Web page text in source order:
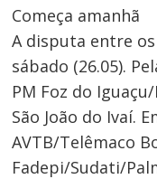
Começa amanhã
A disputa entre
sábado (26.05).
PM Foz do
São João do Ivaí.
AVTB/Telêmaco
Fadepi/Sudati/
Navegação
de
Post